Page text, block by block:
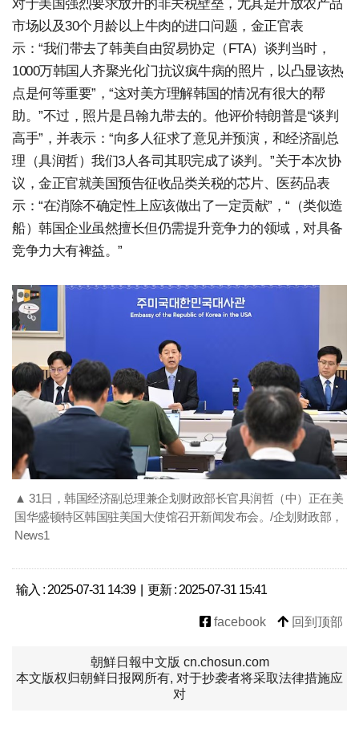
对于美国强烈要求放开的非关税壁垒，尤其是开放农产品
市场以及30个月龄以上牛肉的进口问题，金正官表
示：“我们带去了韩美自由贸易协定（FTA）谈判当时，
1000万韩国人齐聚光化门抗议疯牛病的照片，以凸显该热
点是何等重要”，“这对美方理解韩国的情况有很大的帮
助。”不过，照片是吕翰九带去的。他评价特朗普是“谈判
高手”，并表示：“向多人征求了意见并预演，和经济副总
理（具润哲）我们3人各司其职完成了谈判。”关于本次协
议，金正官就美国预告征收品类关税的芯片、医药品表
示：“在消除不确定性上应该做出了一定贡献”，“（类似造
船）韩国企业虽然擅长但仍需提升竞争力的领域，对具备
竞争力大有裨益。”
▲ 31日，韩国经济副总理兼企划财政部长官具润哲（中）正在美
国华盛顿特区韩国驻美国大使馆召开新闻发布会。/企划财政部，
News1
输入 : 2025-07-31 14:39 | 更新 : 2025-07-31 15:41
facebook 回到顶部
朝鮮日報中文版 cn.chosun.com
本文版权归朝鲜日报网所有, 对于抄袭者将采取法律措施应
对